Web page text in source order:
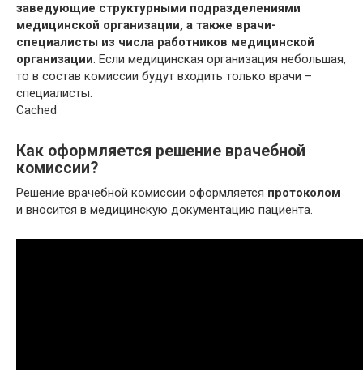
заведующие структурными подразделениями
медицинской организации, а также врачи-
специалисты из числа работников медицинской
организации. Если медицинская организация небольшая,
то в состав комиссии будут входить только врачи –
специалисты.
Cached
Как оформляется решение врачебной
комиссии?
Решение врачебной комиссии оформляется протоколом
и вносится в медицинскую документацию пациента.